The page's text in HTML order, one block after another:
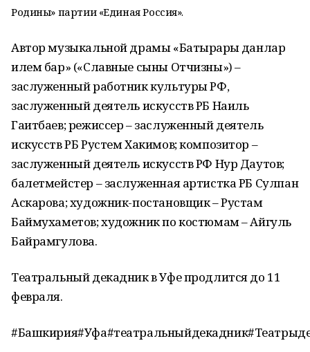
Родины» партии «Единая Россия».
Автор музыкальной драмы «Батырҙарҙы данлар
илем бар» («Славные сыны Отчизны») –
заслуженный работник культуры РФ,
заслуженный деятель искусств РБ Наиль
Гаитбаев; режиссер – заслуженный деятель
искусств РБ Рустем Хакимов; композитор –
заслуженный деятель искусств РФ Нур Даутов;
балетмейстер – заслуженная артистка РБ Сулпан
Аскарова; художник-постановщик – Рустам
Баймухаметов; художник по костюмам – Айгуль
Байрамгулова.
Театральный декадник в Уфе продлится до 11
февраля.